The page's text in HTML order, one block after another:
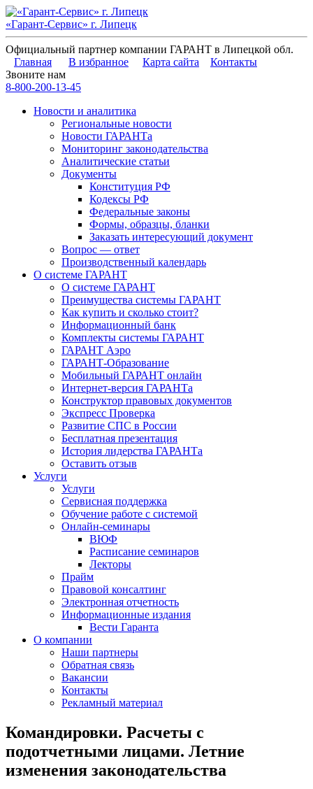
«Гарант-Сервис» г. Липецк
Официальный партнер компании ГАРАНТ в Липецкой обл.
Главная
В избранное Карта сайта
Контакты
Звоните нам
8-800-200-13-45
Новости и аналитика
Региональные новости
Новости ГАРАНТа
Мониторинг законодательства
Аналитические статьи
Документы
Конституция РФ
Кодексы РФ
Федеральные законы
Формы, образцы, бланки
Заказать интересующий документ
Вопрос — ответ
Производственный календарь
О системе ГАРАНТ
О системе ГАРАНТ
Преимущества системы ГАРАНТ
Как купить и сколько стоит?
Информационный банк
Комплекты системы ГАРАНТ
ГАРАНТ Аэро
ГАРАНТ-Образование
Мобильный ГАРАНТ онлайн
Интернет-версия ГАРАНТа
Конструктор правовых документов
Экспресс Проверка
Развитие СПС в России
Бесплатная презентация
История лидерства ГАРАНТа
Оставить отзыв
Услуги
Услуги
Сервисная поддержка
Обучение работе с системой
Онлайн-семинары
ВЮФ
Расписание семинаров
Лекторы
Прайм
Правовой консалтинг
Электронная отчетность
Информационные издания
Вести Гаранта
О компании
Наши партнеры
Обратная связь
Вакансии
Контакты
Рекламный материал
Командировки. Расчеты с
подотчетными лицами. Летние
изменения законодательства